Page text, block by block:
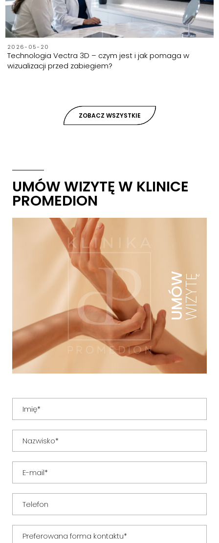
2026-05-20
Technologia Vectra 3D – czym jest i jak pomaga w
wizualizacji przed zabiegiem?
ZOBACZ WSZYSTKIE
UMÓW WIZYTĘ W KLINICE
PROMEDION
UMÓWWIZYTĘ